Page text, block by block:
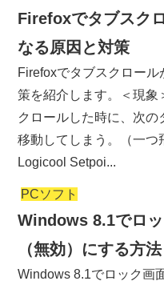
Firefoxでタブスク
なる原因と対策
Firefoxでタブスクロー
策を紹介します。＜現象
クロールした時に、次の
移動してしまう。（一つ
Logicool Setpoi...
PCソフト
Windows 8.1でロ
（無効）にする方法
Windows 8.1でロック画